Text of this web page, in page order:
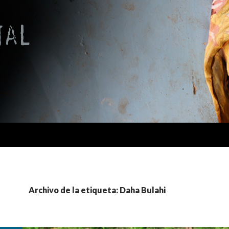
Archivo de la etiqueta: Daha Bulahi